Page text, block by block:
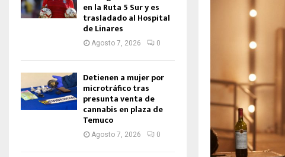
en la Ruta 5 Sur y es
trasladado al Hospital
de Linares
Agosto 7, 2026 0
Detienen a mujer por
microtráfico tras
presunta venta de
cannabis en plaza de
Temuco
Agosto 7, 2026 0